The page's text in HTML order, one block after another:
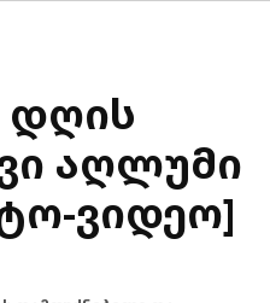
დღის
აღლუმი
ვიდეო]